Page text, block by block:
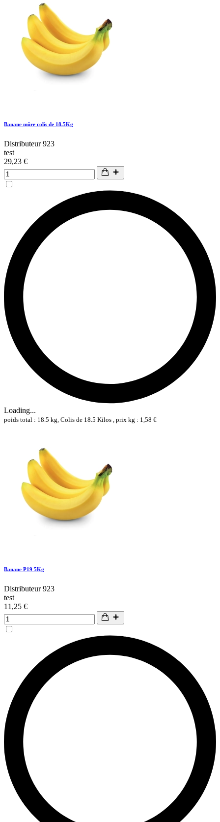
Banane mûre colis de 18.5Kg
Distributeur 923
test
29,23 €
Loading...
poids total : 18.5 kg, Colis de 18.5 Kilos , prix kg : 1,58 €
Banane P19 5Kg
Distributeur 923
test
11,25 €